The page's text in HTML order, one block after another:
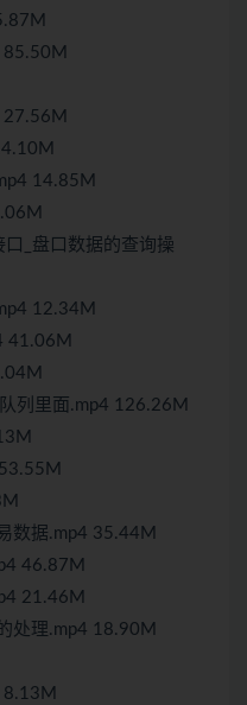
85.50M
27.56M
14.85M
_盘口数据的查询操
12.34M
41.06M
列里面.mp4 126.26M
数据.mp4 35.44M
46.87M
21.46M
处理.mp4 18.90M